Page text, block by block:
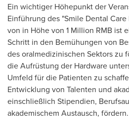
Ein wichtiger Höhepunkt der
Einführung des "Smile Dental
von in Höhe von 1 Million RMB ist
Schritt in den Bemühungen von
des oralmedizinischen Sektors zu
die Aufrüstung der Hardware
Umfeld für die Patienten zu
Entwicklung von Talenten und
einschließlich Stipendien,
akademischem Austausch, fördern.